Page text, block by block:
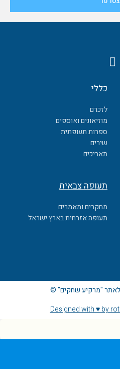
F
a
e
b
o
o
k
כללי
לזכרם
מוזיאונים ואוספים
ספרות תעופתית
שירים
תאריכים
תעופה צבאית
מחקרים ומאמרים
תעופה אזרחית בארץ ישראל
לאתר "מרקיע שחקים" ©
Designed with ♥ by